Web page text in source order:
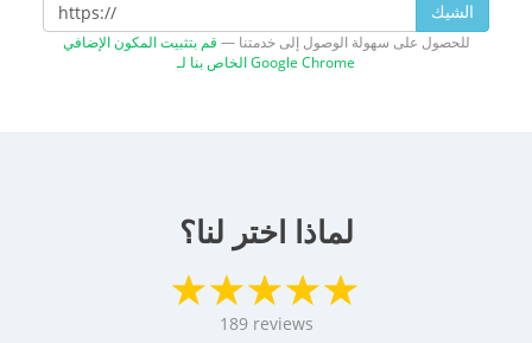
الشيك
للحصول على سهولة الوصول إلى خدمتنا — قم بتثبيت المكون الإضافي
الخاص بنا لـ Google Chrome
لماذا اختر لنا؟
189 reviews